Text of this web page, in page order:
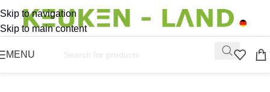
Skip to navigation
Skip to main content
MENU